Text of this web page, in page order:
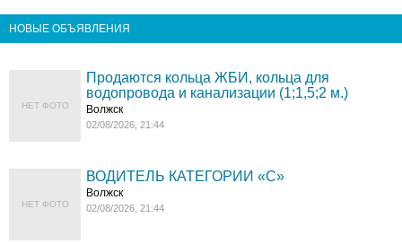
НОВЫЕ ОБЪЯВЛЕНИЯ
НЕТ ФОТО
Продаются кольца ЖБИ, кольца для
водопровода и канализации (1;1,5;2 м.)
Волжск
02/08/2026, 21:44
НЕТ ФОТО
ВОДИТЕЛЬ КАТЕГОРИИ «C»
Волжск
02/08/2026, 21:44